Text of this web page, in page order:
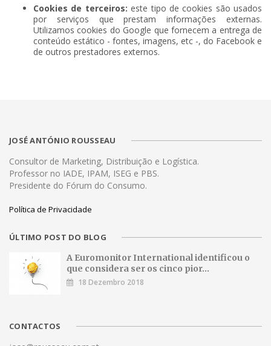
Cookies de terceiros: este tipo de cookies são usados
por serviços que prestam informações externas.
Utilizamos cookies do Google que fornecem a entrega de
conteúdo estático - fontes, imagens, etc -, do Facebook e
de outros prestadores externos.
JOSÉ ANTÓNIO ROUSSEAU
Consultor de Marketing, Distribuição e Logística.
Professor no IADE, IPAM, ISEG e PBS.
Presidente do Fórum do Consumo.
Política de Privacidade
ÚLTIMO POST DO BLOG
A Euromonitor International identificou o
que considera ser os cinco pior...
18 Dezembro 2018
CONTACTOS